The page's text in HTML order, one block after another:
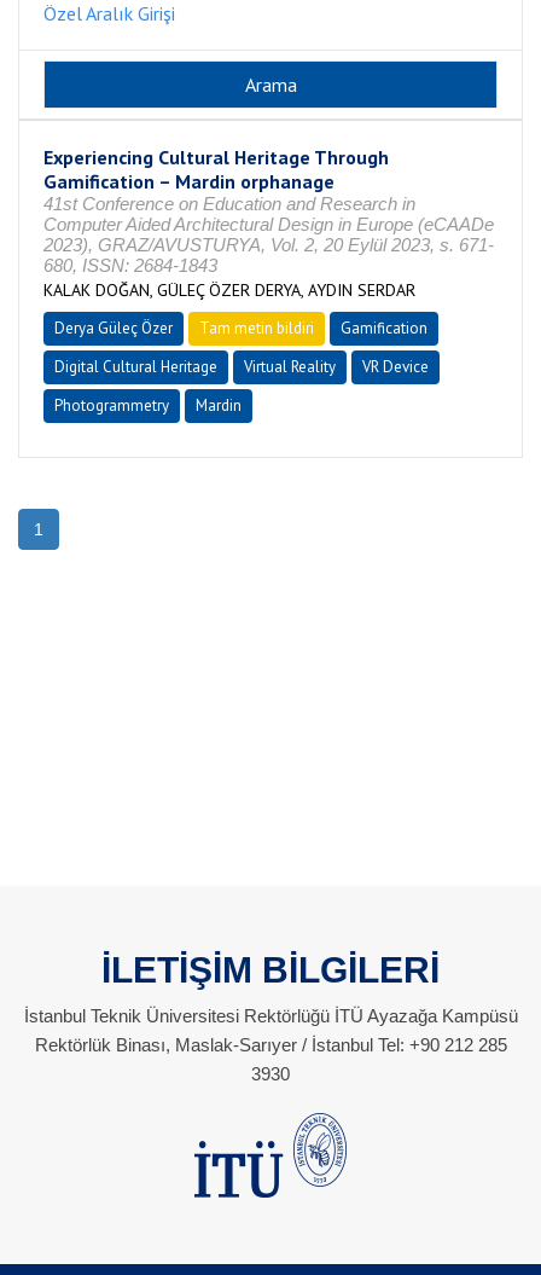
Özel Aralık Girişi
Experiencing Cultural Heritage Through
Gamification – Mardin orphanage
41st Conference on Education and Research in
Computer Aided Architectural Design in Europe (eCAADe
2023), GRAZ/AVUSTURYA, Vol. 2, 20 Eylül 2023, s. 671-
680, ISSN: 2684-1843
KALAK DOĞAN, GÜLEÇ ÖZER DERYA, AYDIN SERDAR
Derya Güleç Özer Tam metin bildiri
Gamification
Digital Cultural Heritage
Virtual Reality
VR Device
Photogrammetry
Mardin
1
İLETİŞİM BİLGİLERİ
İstanbul Teknik Üniversitesi Rektörlüğü İTÜ Ayazağa Kampüsü
Rektörlük Binası, Maslak-Sarıyer / İstanbul Tel: +90 212 285
3930